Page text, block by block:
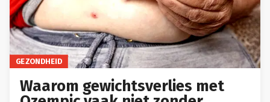
GEZONDHEID
Waarom gewichtsverlies met